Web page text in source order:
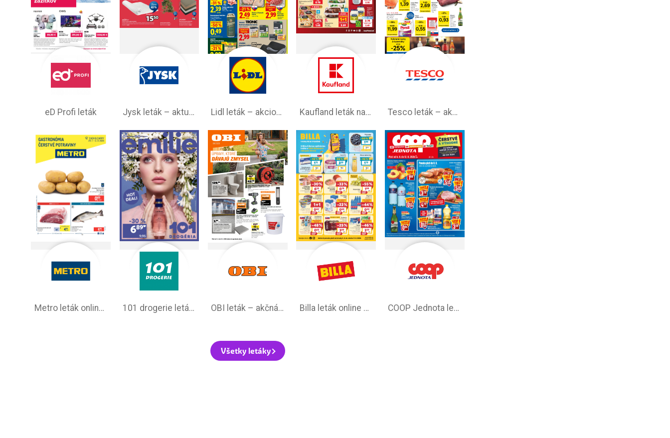
eD Profi leták Jysk leták – aktuálna ponuka Lidl leták –⁠ akciová ponuka Kaufland leták na tento týždeň Tesco leták – akciová ponuka
Metro leták online –⁠ aktuálna ponuka 101 drogerie leták aktuálny OBI leták –⁠ akčná ponuka Billa leták online –⁠ aktuálny od stredy COOP Jednota leták –⁠ aktuálny
Všetky letáky